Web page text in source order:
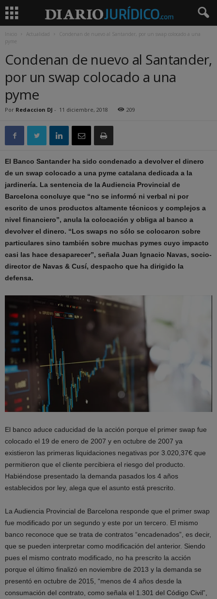
Inicio Actualidad
Condenan de nuevo al Santander, por un swap colocado a una
pyme
Condenan de nuevo al Santander,
por un swap colocado a una
pyme
Por Redaccion DJ - 11 diciembre, 2018 209
El Banco Santander ha sido condenado a devolver el dinero
de un swap colocado a una pyme catalana dedicada a la
jardinería. La sentencia de la Audiencia Provincial de
Barcelona concluye que “no se informó ni verbal ni por
escrito de unos productos altamente técnicos y complejos a
nivel financiero”, anula la colocación y obliga al banco a
devolver el dinero. “Los swaps no sólo se colocaron sobre
particulares sino también sobre muchas pymes cuyo impacto
casi las hace desaparecer”, señala Juan Ignacio Navas, socio-
director de Navas & Cusí, despacho que ha dirigido la
defensa.
El banco aduce caducidad de la acción porque el primer swap fue
colocado el 19 de enero de 2007 y en octubre de 2007 ya
existieron las primeras liquidaciones negativas por 3.020,37€ que
permitieron que el cliente percibiera el riesgo del producto.
Habiéndose presentado la demanda pasados los 4 años
establecidos por ley, alega que el asunto está prescrito.
La Audiencia Provincial de Barcelona responde que el primer swap
fue modificado por un segundo y este por un tercero. El mismo
banco reconoce que se trata de contratos “encadenados”, es decir,
que se pueden interpretar como modificación del anterior. Siendo
pues el mismo contrato modificado, no ha prescrito la acción
porque el último finalizó en noviembre de 2013 y la demanda se
presentó en octubre de 2015, “menos de 4 años desde la
consumación del contrato, como señala el 1.301 del Código Civil”,